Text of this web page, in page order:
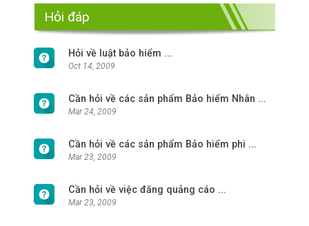
Hỏi đáp
Hỏi về luật bảo hiểm ...
Oct 14, 2009
Cần hỏi về các sản phẩm Bảo hiểm Nhân ...
Mar 24, 2009
Cần hỏi về các sản phẩm Bảo hiểm phi ...
Mar 23, 2009
Cần hỏi về việc đăng quảng cáo ...
Mar 23, 2009